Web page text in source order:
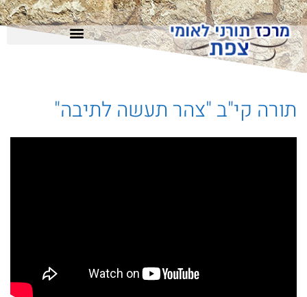
תורה קי"ב "צהר תעשה לתיבה"